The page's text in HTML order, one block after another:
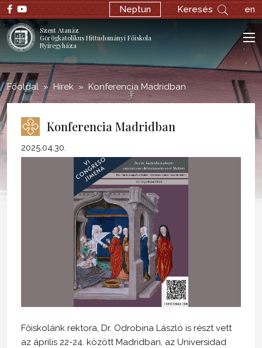
; Neptun Keresés en
Szent Atanáz
Görögkatolikus Hittudományi Főiskola
Nyíregyháza
Főoldal Hírek Konferencia Madridban
Konferencia Madridban
2025.04.30.
Főiskolánk rektora, Dr. Odrobina László is részt vett
az április 22-24. között Madridban, az Universidad